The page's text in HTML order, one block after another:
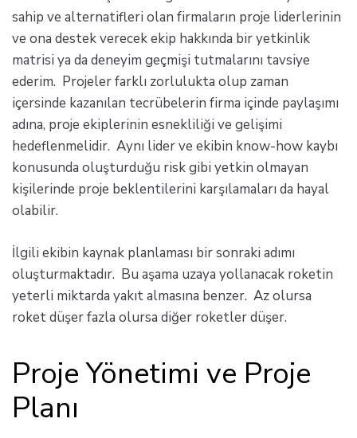
sahip ve alternatifleri olan firmaların proje liderlerinin
ve ona destek verecek ekip hakkında bir yetkinlik
matrisi ya da deneyim geçmişi tutmalarını tavsiye
ederim. Projeler farklı zorlulukta olup zaman
içersinde kazanılan tecrübelerin firma içinde paylaşımı
adına, proje ekiplerinin esnekliliği ve gelişimi
hedeflenmelidir. Aynı lider ve ekibin know-how kaybı
konusunda oluşturduğu risk gibi yetkin olmayan
kişilerinde proje beklentilerini karşılamaları da hayal
olabilir.
İlgili ekibin kaynak planlaması bir sonraki adımı
oluşturmaktadır. Bu aşama uzaya yollanacak roketin
yeterli miktarda yakıt almasına benzer. Az olursa
roket düşer fazla olursa diğer roketler düşer.
Proje Yönetimi ve Proje
Planı